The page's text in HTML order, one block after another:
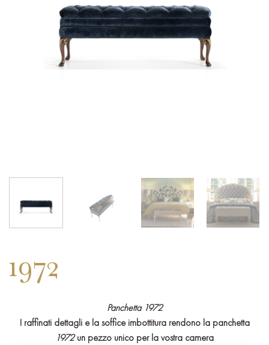
1972
Panchetta 1972
I raffinati dettagli e la soffice imbottitura rendono la panchetta
1972un pezzo unico per la vostra camera